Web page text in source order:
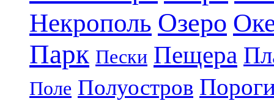
Некрополь Озеро
Парк Пески Пещера
Поле Полуостров